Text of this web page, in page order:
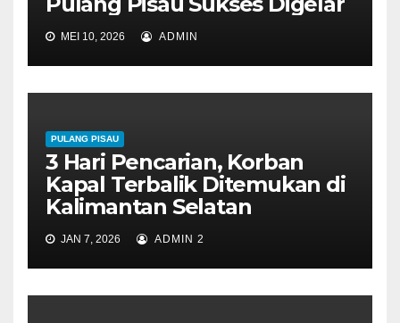
MEI 10, 2026 ADMIN
PULANG PISAU
3 Hari Pencarian, Korban
Kapal Terbalik Ditemukan di
Kalimantan Selatan
JAN 7, 2026 ADMIN 2